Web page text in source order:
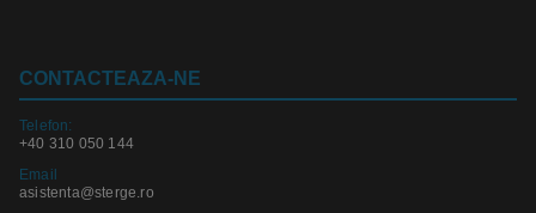
CONTACTEAZA-NE
Telefon:
+40 310 050 144
Email
asistenta@sterge.ro